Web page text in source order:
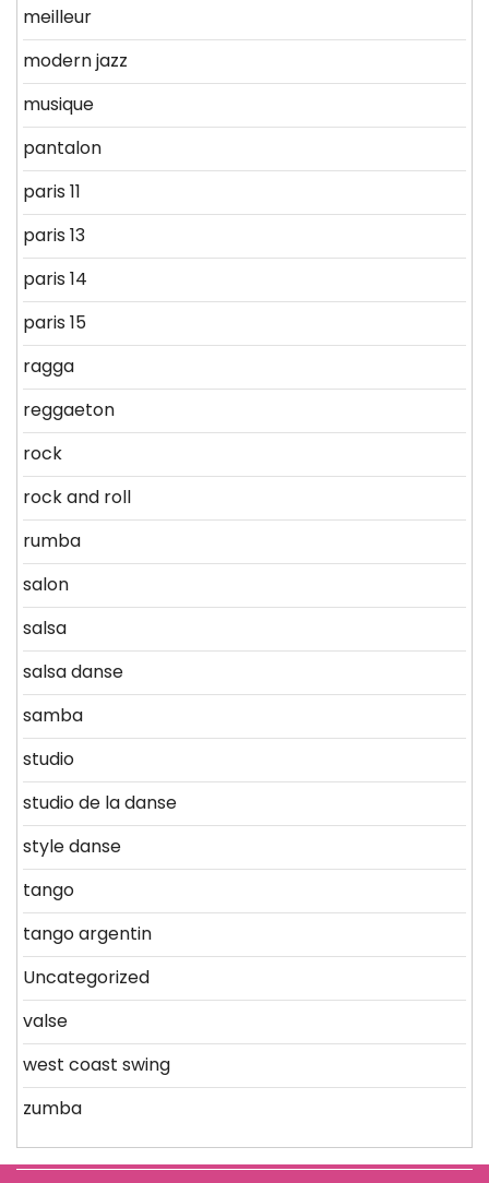
meilleur
modern jazz
musique
pantalon
paris 11
paris 13
paris 14
paris 15
ragga
reggaeton
rock
rock and roll
rumba
salon
salsa
salsa danse
samba
studio
studio de la danse
style danse
tango
tango argentin
Uncategorized
valse
west coast swing
zumba